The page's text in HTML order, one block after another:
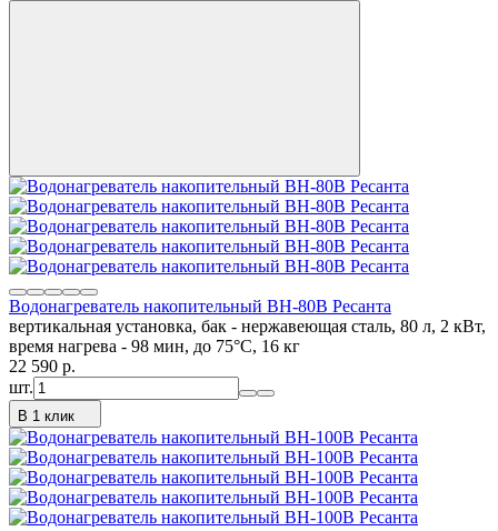
Водонагреватель накопительный ВН-80В Ресанта
вертикальная установка, бак - нержавеющая сталь, 80 л, 2 кВт,
время нагрева - 98 мин, до 75°C, 16 кг
22 590 p.
шт.
В 1 клик